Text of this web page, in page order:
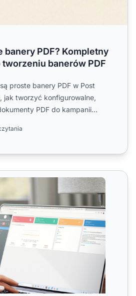
banery PDF? Kompletny
banerów PDF
proste banery PDF w Post
jak tworzyć konfigurowalne,
PDF do kampanii